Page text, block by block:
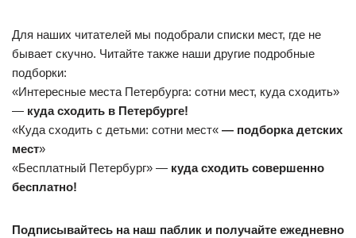
Для наших читателей мы подобрали списки мест, где не
бывает скучно. Читайте также наши другие подробные
подборки:
«Интересные места Петербурга: сотни мест, куда сходить»
— куда сходить в Петербурге!
«Куда сходить с детьми: сотни мест« — подборка детских
мест»
«Бесплатный Петербург» — куда сходить совершенно
бесплатно!
Подписывайтесь на наш паблик и получайте ежедневно